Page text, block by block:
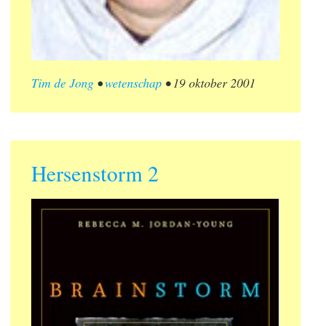
Tim de Jong •wetenschap • 19 oktober 2001
Hersenstorm 2